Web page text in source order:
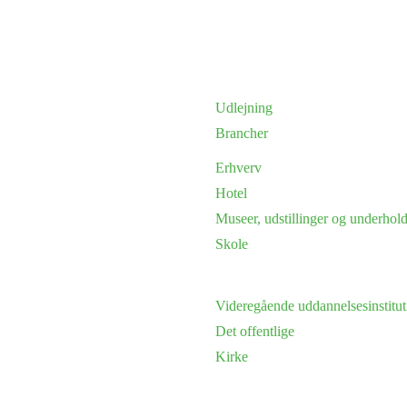
Udlejning
Brancher
Erhverv
Hotel
Museer, udstillinger og
Skole
Videregående
Det offentlige
Kirke